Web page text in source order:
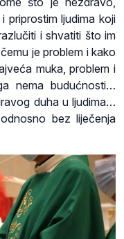
priprostim ljudima koji
i shvatiti što im
je problem i kako
muka, problem i
nema budućnosti…
duha u ljudima…
bez liječenja